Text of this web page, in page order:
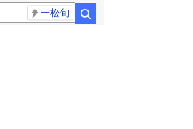
一松旬